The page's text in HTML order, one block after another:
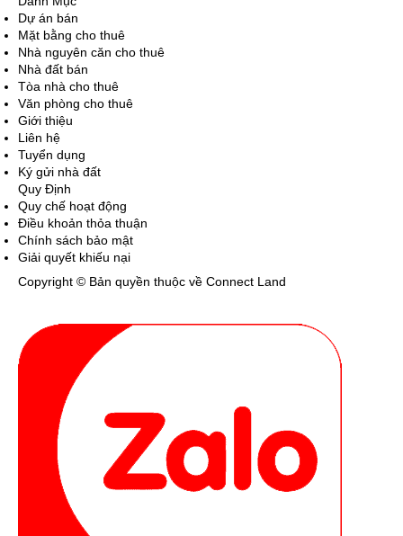
Dự án bán
Mặt bằng cho thuê
Nhà nguyên căn cho thuê
Nhà đất bán
Tòa nhà cho thuê
Văn phòng cho thuê
Giới thiệu
Liên hệ
Tuyển dụng
Ký gửi nhà đất
Quy Định
Quy chế hoạt động
Điều khoản thỏa thuận
Chính sách bảo mật
Giải quyết khiếu nại
Copyright © Bản quyền thuộc về Connect Land